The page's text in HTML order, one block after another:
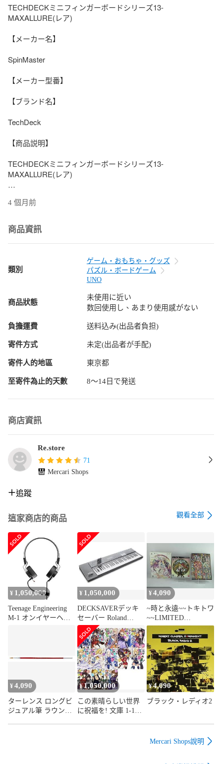
TECHDECKミニフィンガーボードシリーズ13-
MAXALLURE(レア)
【メーカー名】
SpinMaster
【メーカー型番】
【ブランド名】
TechDeck
【商品説明】
TECHDECKミニフィンガーボードシリーズ13-
MAXALLURE(レア)
ております。映像作品には日本語吹き替え、日本語字幕が無
めご了承ください。
こちらは当店海外ショップで一般の方から買取した未使用・
品です。通関検査の為、開封されることがございますので予
めご了承くださいませ。
他モールとの併売品の為、完売の際はご連絡致しますのでご
了承ください。
ご注文からお届けまで
1、ご注文⇒ご注文は24時間受け付けております。
2、注文確認⇒ご注文後、当店から注文確認メールを送信しま
3、当店海外倉庫から当店日本倉庫を経由しお届けしますので
10〜30営業日程度でのお届けとなります。
4、入金確認⇒前払い決済をご選択の場合、ご入金確認後、配
送手配を致します。
5、日本国内倉庫到着後、検品し異常がなければ出荷⇒配送準
備が整い次第、出荷致します。配送業者、追跡番号等の詳細
をメール送信致します。
6、日本国内倉庫到着⇒出荷後、1〜3日後に商品が到着しま
※離島、北海道、九州、沖縄は遅れる場合がございます。予め
ご了承下さい。
お電話でのお問合せは少人数で運営の為受け付けておりませ
んので、メールにてお問合せお願い致します。
営業時間月〜金10:00〜17:00
初期不良以外でのお客様都合によるご注文後のキャンセル・
お受けしておりませんのでご了承下さい。
商品番号：b0841v8bsr
4 個月前
商品資訊
類別
ゲーム・おもちゃ・グッズ
パズル・ボードゲーム
UNO
商品狀態
未使用に近い
数回使用し、あまり使用感がない
負擔運費 送料込み(出品者負担)
寄件方式 未定(出品者が手配)
寄件人的地區 東京都
至寄件為止的天數 8〜14日で発送
商店資訊
Re.store
71
Mercari Shops
追蹤
這家商店的商品 觀看全部
¥ 1,050,000
Teenage Engineering
M-1 オンイヤーヘッ
¥ 1,050,000
DECKSAVERデッキ
セーバー Roland
JUNODS61 対応 耐衝
撃カバー DS-PC-
JUNODS61
¥4,090
~時と永遠~~トキトワ
~~LIMITED
EDITION 初回封入:ダ
ウンロードコード~ -
PS3
¥4,090
ターレンス ロングビ
ジュアル筆 ラウンド
¥1,050,000
この素晴らしい世界
に祝福を! 文庫 1-13
¥4,090
ブラック・レディオ2
Mercari Shops說明